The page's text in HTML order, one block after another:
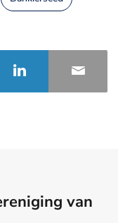
van